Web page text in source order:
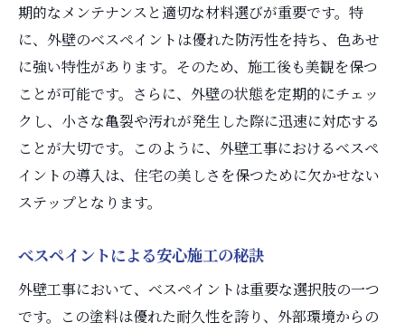
期的なメンテナンスと適切な材料選びが重要です。特
に、外壁のべスペイントは優れた防汚性を持ち、色あせ
に強い特性があります。そのため、施工後も美観を保つ
ことが可能です。さらに、外壁の状態を定期的にチェッ
クし、小さな亀裂や汚れが発生した際に迅速に対応する
ことが大切です。このように、外壁工事におけるべスペ
イントの導入は、住宅の美しさを保つために欠かせない
ステップとなります。
べスペイントによる安心施工の秘訣
外壁工事において、べスペイントは重要な選択肢の一つ
です。この塗料は優れた耐久性を誇り、外部環境からの